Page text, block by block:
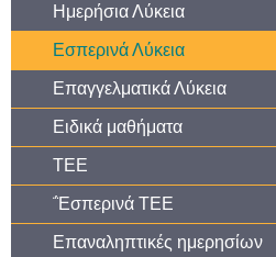
Ημερήσια Λύκεια
Εσπερινά Λύκεια
Επαγγελματικά Λύκεια
Ειδικά μαθήματα
ΤΕΕ
΅Εσπερινά ΤΕΕ
Επαναληπτικές ημερησίων